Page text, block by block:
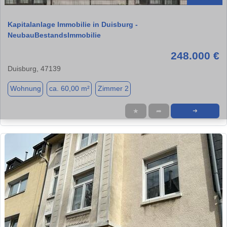
Kapitalanlage Immobilie in Duisburg -
NeubauBestandsImmobilie
248.000 €
Duisburg, 47139
Wohnung ca. 60,00 m² Zimmer 2
★ ➦ ➜